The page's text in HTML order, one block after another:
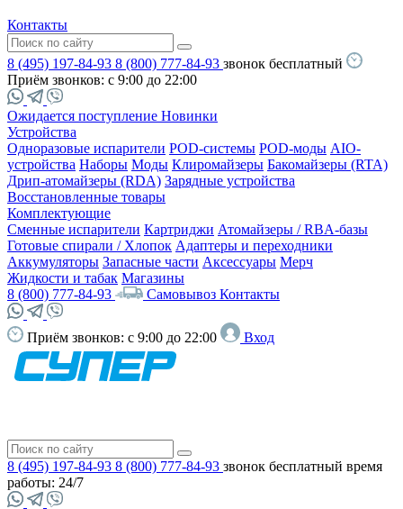
Контакты
8 (495) 197-84-93 8 (800) 777-84-93 звонок бесплатный
Приём звонков: с 9:00 до 22:00
Ожидается поступление Новинки
Устройства
Одноразовые испарители POD-системы POD-моды AIO-
устройства Наборы Моды Клиромайзеры Бакомайзеры (RTA)
Дрип-атомайзеры (RDA) Зарядные устройства
Восстановленные товары
Комплектующие
Сменные испарители Картриджи Атомайзеры / RBA-базы
Готовые спирали / Хлопок Адаптеры и переходники
Аккумуляторы Запасные части Аксессуары Мерч
Жидкости и табак Магазины
8 (800) 777-84-93
Самовывоз Контакты
Приём звонков: с 9:00 до 22:00 Вход
8 (495) 197-84-93 8 (800) 777-84-93 звонок бесплатный время
работы: 24/7